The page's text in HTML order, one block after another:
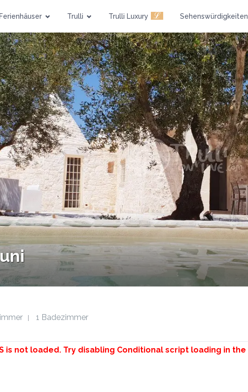
Ferienhäuser Trulli Trulli Luxury ℒ Sehenswürdigkeiten
1 Badezimmer
is not loaded. Try disabling Conditional script loading in the